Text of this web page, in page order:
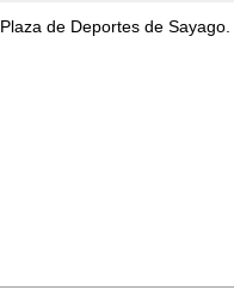
Plaza de Deportes de Sayago.